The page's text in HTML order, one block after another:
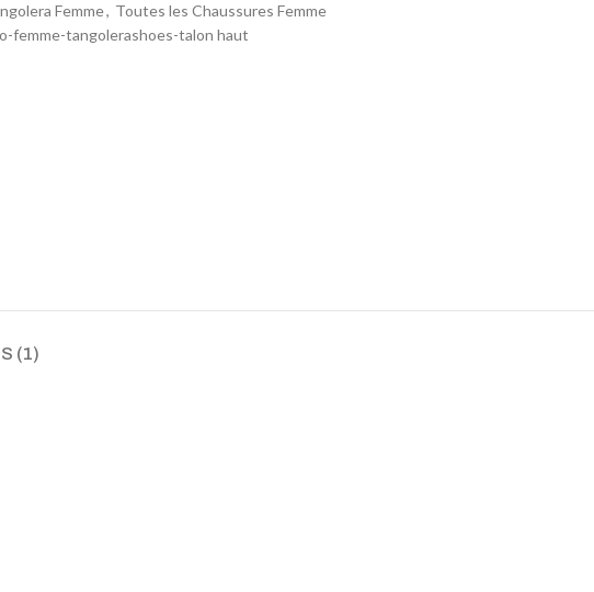
Femme, Toutes les Chaussures Femme
femme-tangolerashoes-talon haut
(1)